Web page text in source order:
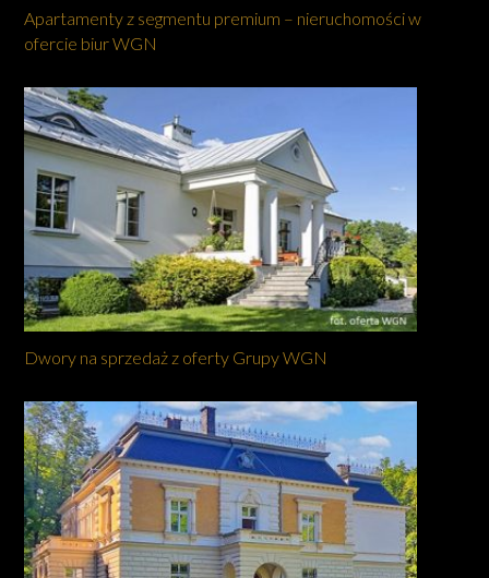
Apartamenty z segmentu premium – nieruchomości w
ofercie biur WGN
Dwory na sprzedaż z oferty Grupy WGN